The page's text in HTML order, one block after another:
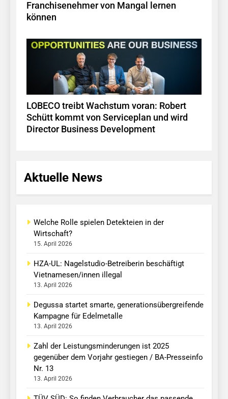
Franchisenehmer von Mangal lernen
können
LOBECO treibt Wachstum voran: Robert
Schütt kommt von Serviceplan und wird
Director Business Development
Aktuelle News
Welche Rolle spielen Detekteien in der
Wirtschaft?
15. April 2026
HZA-UL: Nagelstudio-Betreiberin beschäftigt
Vietnamesen/innen illegal
13. April 2026
Degussa startet smarte, generationsübergreifende
Kampagne für Edelmetalle
13. April 2026
Zahl der Leistungsminderungen ist 2025
gegenüber dem Vorjahr gestiegen / BA-Presseinfo
Nr. 13
13. April 2026